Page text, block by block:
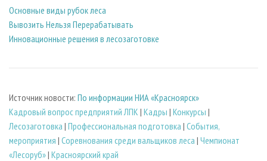
Основные виды рубок леса
Вывозить Нельзя Перерабатывать
Инновационные решения в лесозаготовке
Источник новости: По информации НИА «Красноярск»
Кадровый вопрос предприятий ЛПК | Кадры | Конкурсы |
Лесозаготовка | Профессиональная подготовка | События,
мероприятия | Соревнования среди вальщиков леса | Чемпионат
«Лесоруб»| Красноярский край